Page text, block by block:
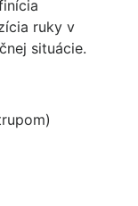
ruky v
situácie.